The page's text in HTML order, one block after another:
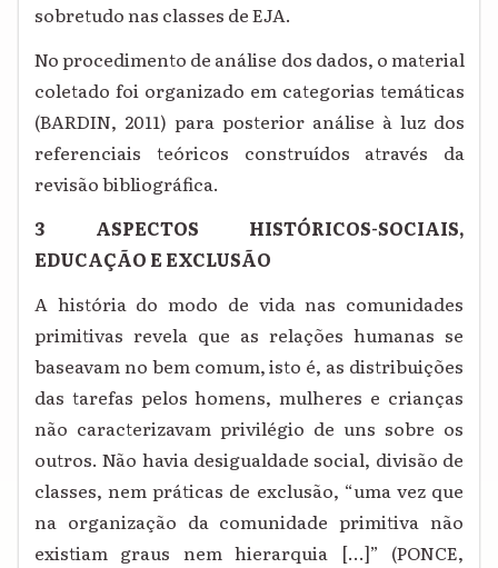
sobretudo nas classes de EJA.
No procedimento de análise dos dados, o material
coletado foi organizado em categorias temáticas
(BARDIN, 2011) para posterior análise à luz dos
referenciais teóricos construídos através da
revisão bibliográfica.
3 ASPECTOS HISTÓRICOS-SOCIAIS,
EDUCAÇÃO E EXCLUSÃO
A história do modo de vida nas comunidades
primitivas revela que as relações humanas se
baseavam no bem comum, isto é, as distribuições
das tarefas pelos homens, mulheres e crianças
não caracterizavam privilégio de uns sobre os
outros. Não havia desigualdade social, divisão de
classes, nem práticas de exclusão, “uma vez que
na organização da comunidade primitiva não
existiam graus nem hierarquia [...]” (PONCE,